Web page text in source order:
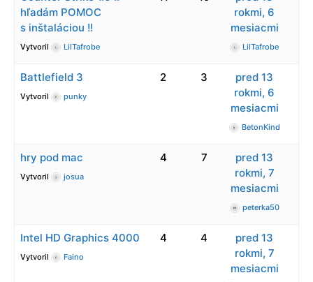
hľadám POMOC
s inštaláciou !!
Vytvoril LilTafrobe
rokmi, 6
mesiacmi
LilTafrobe
Battlefield 3
Vytvoril punky
2 3
pred 13
rokmi, 6
mesiacmi
BetonKind
hry pod mac
Vytvoril josua
4 7
pred 13
rokmi, 7
mesiacmi
peterka50
Intel HD Graphics 4000
Vytvoril Faino
4 4
pred 13
rokmi, 7
mesiacmi